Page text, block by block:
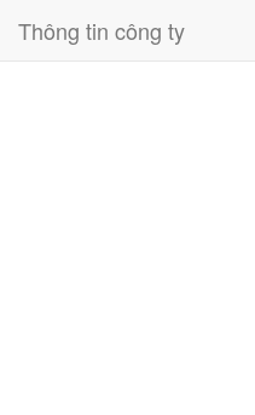
Thông tin công ty